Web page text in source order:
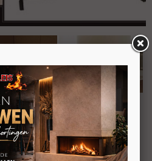
draaideur